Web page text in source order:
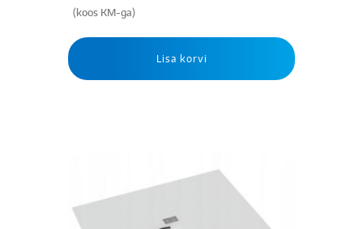
(koos KM-ga)
Lisa korvi